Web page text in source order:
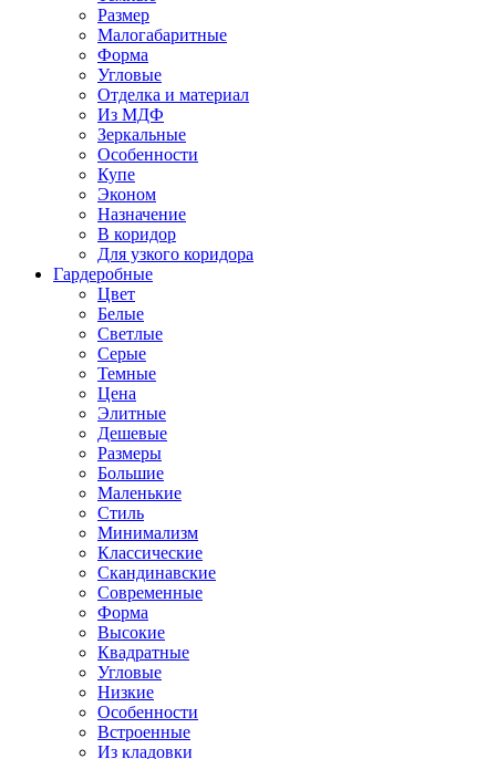
Размер
Малогабаритные
Форма
Угловые
Отделка и материал
Из МДФ
Зеркальные
Особенности
Купе
Эконом
Назначение
В коридор
Для узкого коридора
Гардеробные
Цвет
Белые
Светлые
Серые
Темные
Цена
Элитные
Дешевые
Размеры
Большие
Маленькие
Стиль
Минимализм
Классические
Скандинавские
Современные
Форма
Высокие
Квадратные
Угловые
Низкие
Особенности
Встроенные
Из кладовки